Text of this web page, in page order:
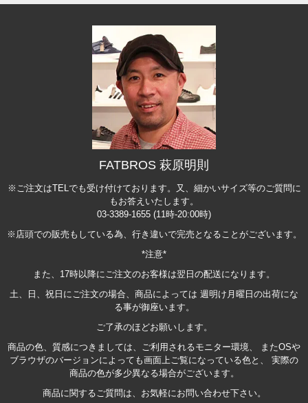
FATBROS 萩原明則
※ご注文はTELでも受け付けております。又、細かいサイズ等のご質問に
もお答えいたします。
03-3389-1655 (11時-20:00時)
※店頭での販売もしている為、行き違いで完売となることがございます。
*注意*
また、17時以降にご注文のお客様は翌日の配送になります。
土、日、祝日にご注文の場合、商品によっては 週明け月曜日の出荷にな
る事が御座います。
ご了承のほどお願いします。
商品の色、質感につきましては、ご利用されるモニター環境、 またOSや
ブラウザのバージョンによっても画面上ご覧になっている色と、 実際の
商品の色が多少異なる場合がございます。
商品に関するご質問は、お気軽にお問い合わせ下さい。